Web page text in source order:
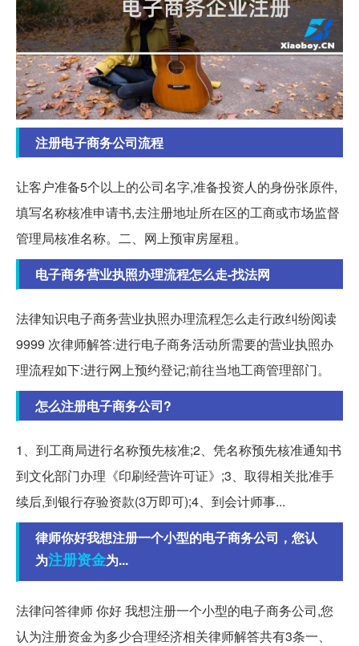
注册电子商务公司流程
让客户准备5个以上的公司名字,准备投资人的身份张原件,
填写名称核准申请书,去注册地址所在区的工商或市场监督
管理局核准名称。二、网上预审房屋租。
电子商务营业执照办理流程怎么走-找法网
法律知识电子商务营业执照办理流程怎么走行政纠纷阅读
9999 次律师解答:进行电子商务活动所需要的营业执照办
理流程如下:进行网上预约登记;前往当地工商管理部门。
怎么注册电子商务公司?
1、到工商局进行名称预先核准;2、凭名称预先核准通知书
到文化部门办理《印刷经营许可证》;3、取得相关批准手
续后,到银行存验资款(3万即可);4、到会计师事...
律师你好我想注册一个小型的电子商务公司，您认
为注册资金为...
法律问答律师 你好 我想注册一个小型的电子商务公司,您
认为注册资金为多少合理经济相关律师解答共有3条一、